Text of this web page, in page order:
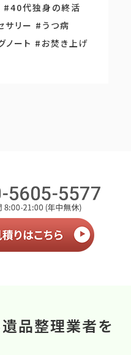
#40代独身の終活
サリー #うつ病
ノート #お焚き上げ
品整理業者を